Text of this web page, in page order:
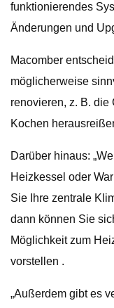
funktionierendes
Änderungen und
Macomber
möglicherweise
renovieren, z. B. die
Kochen
Darüber hinaus:
Heizkessel oder
Sie Ihre zentrale
dann können Sie
Möglichkeit zum
vorstellen .
„Außerdem gibt es